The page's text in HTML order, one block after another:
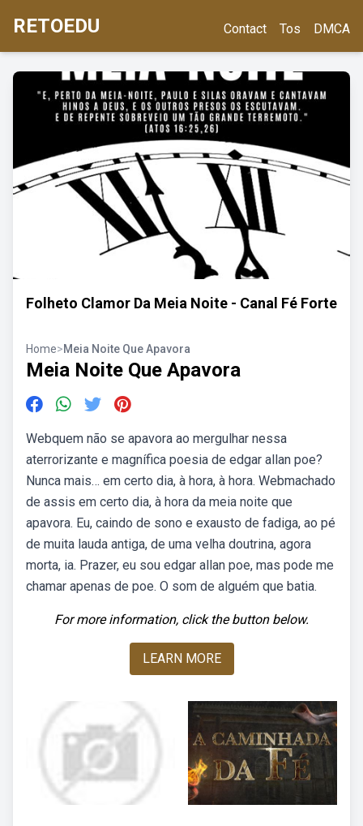
RETOEDU Contact Tos DMCA
Folheto Clamor Da Meia Noite - Canal Fé Forte
Home>Meia Noite Que Apavora
Meia Noite Que Apavora
Webquem não se apavora ao mergulhar nessa
aterrorizante e magnífica poesia de edgar allan poe?
Nunca mais… em certo dia, à hora, à hora. Webmachado
de assis em certo dia, à hora da meia noite que
apavora. Eu, caindo de sono e exausto de fadiga, ao pé
de muita lauda antiga, de uma velha doutrina, agora
morta, ia. Prazer, eu sou edgar allan poe, mas pode me
chamar apenas de poe. O som de alguém que batia.
For more information, click the button below.
LEARN MORE